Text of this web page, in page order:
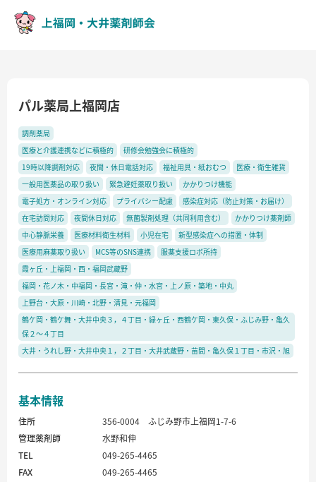
パル薬局上福岡店
調剤薬局
医療と介護連携などに積極的
研修会勉強会に積極的
19時以降調剤対応
夜間・休日電話対応 福祉用具・紙おむつ
医療・衛生雑貨
一般用医薬品の取り扱い
緊急避妊薬取り扱い
かかりつけ機能
電子処方・オンライン対応
プライバシー配慮
感染症対応（防止対策・お届け）
在宅訪問対応
夜間休日対応 無菌製剤処理（共同利用含む）
かかりつけ薬剤師
中心静脈栄養
医療材料衛生材料 小児在宅
新型感染症への措置・体制
医療用麻薬取り扱い
MCS等のSNS連携
服薬支援ロボ所持
霞ヶ丘・上福岡・西・福岡武蔵野
福岡・花ノ木・中福岡・長宮・滝・仲・水宮・上ノ原・築地・中丸
上野台・大原・川崎・北野・清見・元福岡
鶴ケ岡・鶴ケ舞・大井中央３，４丁目・緑ヶ丘・西鶴ケ岡・東久保・ふじみ野・亀久
保２～４丁目
大井・うれし野・大井中央１，２丁目・大井武蔵野・苗間・亀久保１丁目・市沢・旭
基本情報
住所
356-0004 ふじみ野市上福岡1-7-6
管理薬剤師
水野和伸
TEL
049-265-4465
FAX
049-265-4465